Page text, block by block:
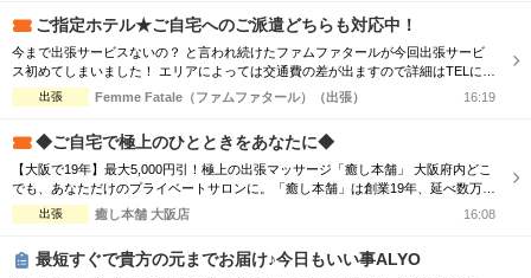
ご指定ホテル★ご自宅へのご派遣どちらも対応中！
今まで出張サービスないの？ と言われ続けたファムファタールが今回出張サービ
ス初めてしまいました！ エリアによっては交通費の差が出ますので詳細はTELにて
お伝えさせて頂きます。 90分コース17000円 120分コース23000円 でのご案内☆
是非この機会に一度お電話お待ちしております
出張 Femme Fatale（ファムファタール）（出張） 16:19
◆ご自宅で極上のひとときをあなたに◆
【大阪で19年】最大5,000円引！極上の出張マッサージ「癒し本舗」 大阪府内どこ
でも、あなただけのプライベートサロンに。「癒し本舗」は創業19年、延べ数万回
の実績を誇る出張専門店です。厳選されたセラピストが、ご自宅やホテルへ至福の
癒しをお届けします。 ■選べる5つの本格メニュー ・ボディケア：コリを芯から解
眠不足に ...
出張 癒し本舗 大阪店 16:08
最短すぐで貴方の元までお届け♪今日もいい事ALYO